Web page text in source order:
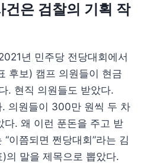
건은 검찰의 기획 작
년 민주당 전당대회에서
후보) 캠프 의원들이 현금
. 현직 의원들도 받았다.
. 의원들이 300만 원씩 두 차
. 왜 이런 푼돈을 주고 받
이쯤되면 쩐당대회”라는 김
의 말을 제목으로 뽑았다.